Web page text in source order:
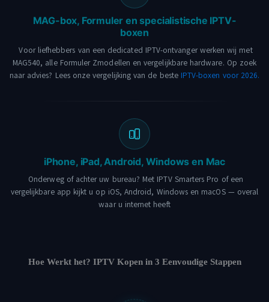
MAG-box, Formuler en specialistische IPTV-
boxen
Voor liefhebbers van een dedicated IPTV-ontvanger werken wij met
MAG540, alle Formuler Zmodellen en vergelijkbare hardware. Op zoek
naar advies? Lees onze vergelijking van de beste IPTV-boxen voor 2026.
iPhone, iPad, Android, Windows en Mac
Onderweg of achter uw bureau? Met IPTV Smarters Pro of een
vergelijkbare app kijkt u op iOS, Android, Windows en macOS — overal
waar u internet heeft
Hoe Werkt het? IPTV Kopen in 3 Eenvoudige Stappen